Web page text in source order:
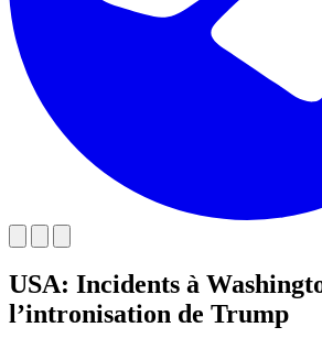
USA: Incidents à
l’intronisation de Trump